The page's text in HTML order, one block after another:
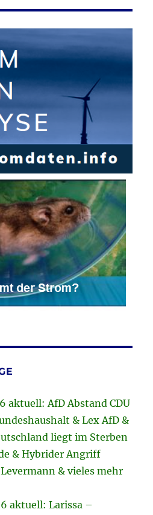
aktuell: AfD Abstand CDU
& Lex AfD &
liegt im Sterben
& Hybrider Angriff
& vieles mehr
aktuell: Larissa –